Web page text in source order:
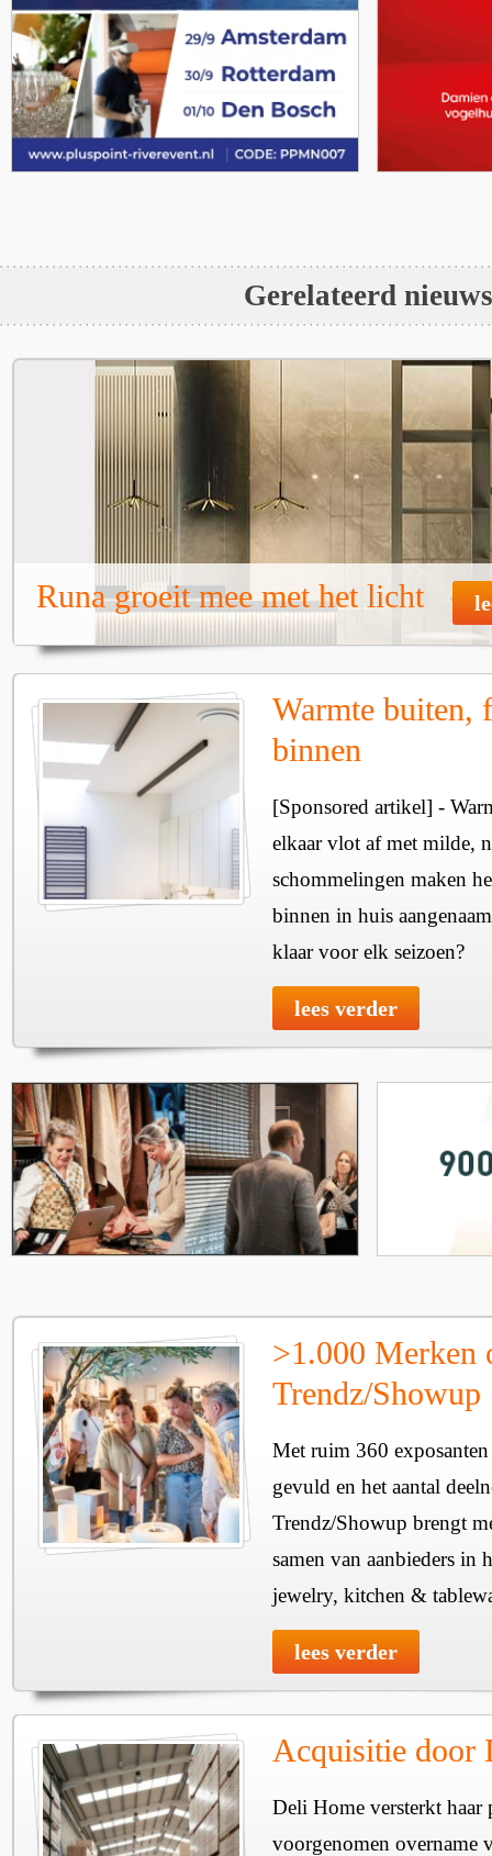
Gerelateerd nieuws
Runa groeit mee met het licht
Warmte buiten,
binnen
[Sponsored artikel] -
elkaar vlot af met milde,
schommelingen maken
binnen in huis
klaar voor elk seizoen?
lees verder
>1.000 Merken
Trendz/Showup
Met ruim 360
gevuld en het aantal
Trendz/Showup brengt
samen van aanbieders in
jewelry, kitchen &
lees verder
Acquisitie door
Deli Home versterkt haar
voorgenomen overname